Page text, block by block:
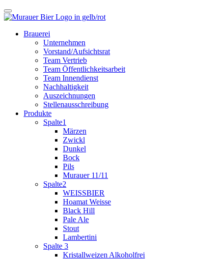
Brauerei
Unternehmen
Vorstand/Aufsichtsrat
Team Vertrieb
Team Öffentlichkeitsarbeit
Team Innendienst
Nachhaltigkeit
Auszeichnungen
Stellenausschreibung
Produkte
Spalte1
Märzen
Zwickl
Dunkel
Bock
Pils
Murauer 11/11
Spalte2
WEISSBIER
Hoamat Weisse
Black Hill
Pale Ale
Stout
Lambertini
Spalte 3
Kristallweizen Alkoholfrei